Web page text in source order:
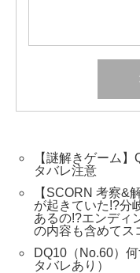
【謎解きゲーム
タバレ注意
【SCORN 考察&
が起きていた!?分
あるの!?エンディ
の内容も含めてス
DQ10（No.60）
タバレあり）